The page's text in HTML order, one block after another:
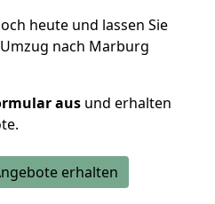
heute und lassen Sie
nach Marburg
aus und erhalten
erhalten